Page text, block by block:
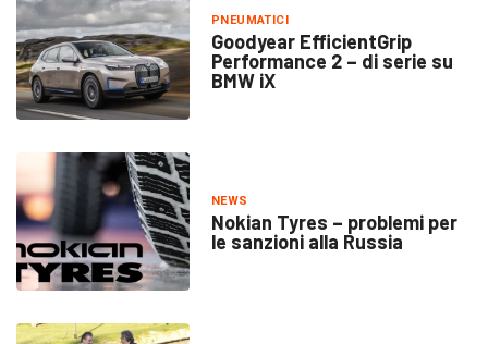
PNEUMATICI
Goodyear EfficientGrip
Performance 2 – di serie su
BMW iX
NEWS
Nokian Tyres – problemi per
le sanzioni alla Russia